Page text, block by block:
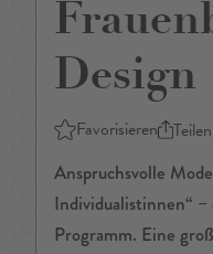
Design
Favorisieren Teilen
Anspruchsvolle
Individualistinnen“
Programm. Eine